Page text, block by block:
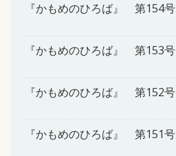
『かもめのひろば』 第154号
『かもめのひろば』 第153号
『かもめのひろば』 第152号
『かもめのひろば』 第151号